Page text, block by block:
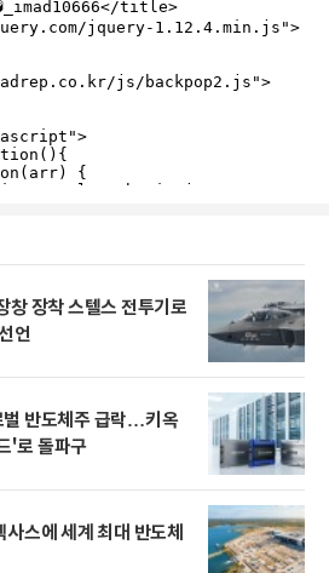
창 장착 스텔스 전투기로
언
벌 반도체주 급락…키옥
'로 돌파구
스에 세계 최대 반도체